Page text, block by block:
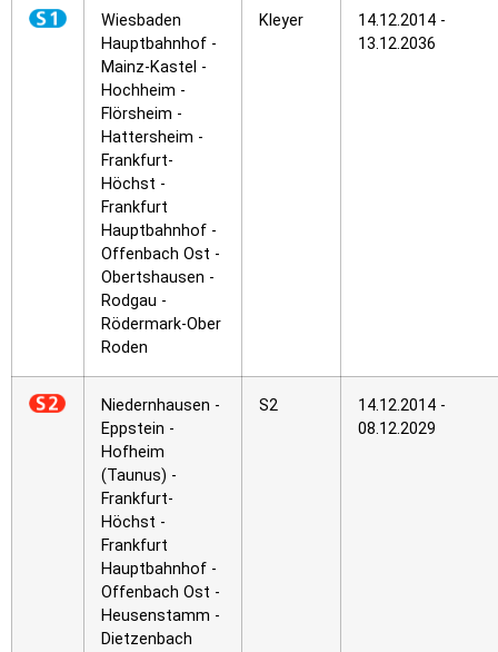
Wiesbaden
Hauptbahnhof -
Mainz-Kastel -
Hochheim -
Flörsheim -
Hattersheim -
Frankfurt-
Höchst -
Frankfurt
Hauptbahnhof -
Offenbach Ost -
Obertshausen -
Rodgau -
Rödermark-Ober
Roden
Kleyer
14.12.2014 -
13.12.2036
Niedernhausen -
Eppstein -
Hofheim
(Taunus) -
Frankfurt-
Höchst -
Frankfurt
Hauptbahnhof -
Offenbach Ost -
Heusenstamm -
Dietzenbach
S2
14.12.2014 -
08.12.2029